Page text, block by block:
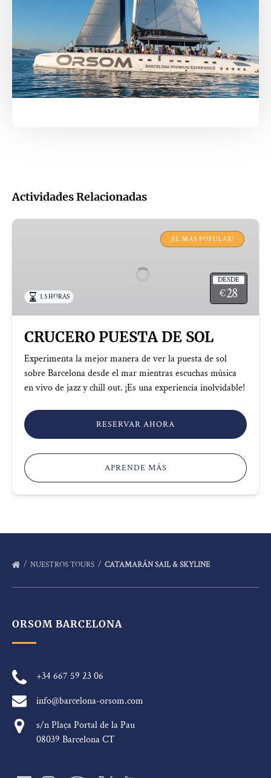
Actividades Relacionadas
CRUCERO
¡EL MÁS POPULAR!
DESDE
€28
1.5 HORAS
CRUCERO PUESTA DE SOL
Experimenta la mejor manera de ver la puesta de sol
sobre Barcelona desde el mar mientras escuchas música
en vivo de jazz y chill out. ¡Es una experiencia inolvidable!
RESERVAR AHORA
APRENDE MÁS
NUESTROS TOURS CATAMARÁN SAIL & SKYLINE
ORSOM BARCELONA
+34 667 59 23 06
info@barcelona-orsom.com
s/n Plaça Portal de la Pau
08039 Barcelona CT